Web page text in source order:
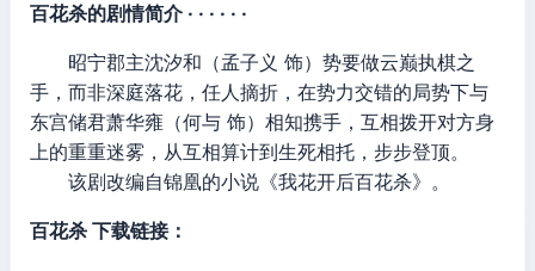
百花杀的剧情简介 · · · · · ·
昭宁郡主沈汐和（孟子义 饰）势要做云巅执棋之
手，而非深庭落花，任人摘折，在势力交错的局势下与
东宫储君萧华雍（何与 饰）相知携手，互相拨开对方身
上的重重迷雾，从互相算计到生死相托，步步登顶。
该剧改编自锦凰的小说《我花开后百花杀》。
百花杀 下载链接：